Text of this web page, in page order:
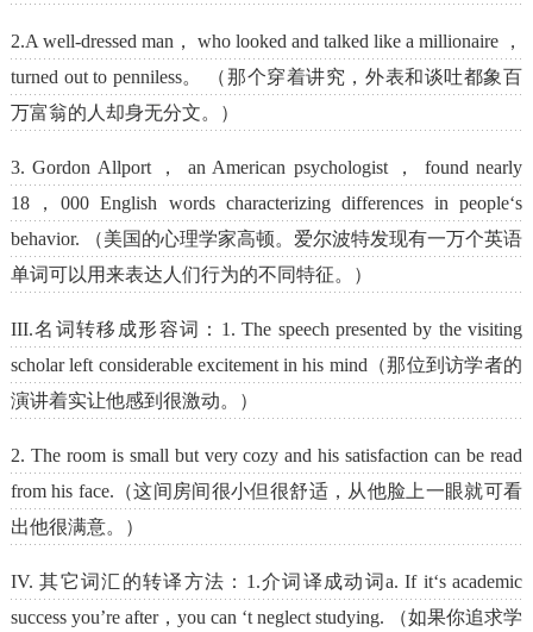
2.A well-dressed man， who looked and talked like a millionaire ，
turned out to penniless。 （那个穿着讲究，外表和谈吐都象百
万富翁的人却身无分文。）
3. Gordon Allport ， an American psychologist ， found nearly
18，000 English words characterizing differences in people‘s
behavior. （美国的心理学家高顿。爱尔波特发现有一万个英语
单词可以用来表达人们行为的不同特征。）
III.名词转移成形容词：1. The speech presented by the visiting
scholar left considerable excitement in his mind（那位到访学者的
演讲着实让他感到很激动。）
2. The room is small but very cozy and his satisfaction can be read
from his face.（这间房间很小但很舒适，从他脸上一眼就可看
出他很满意。）
IV. 其它词汇的转译方法：1.介词译成动词a. If it‘s academic
success you’re after，you can ‘t neglect studying. （如果你追求学